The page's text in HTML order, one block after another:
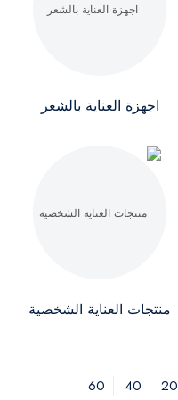
اجهزة العناية بالشعر
منتجات العناية الشخصية
20
40
60